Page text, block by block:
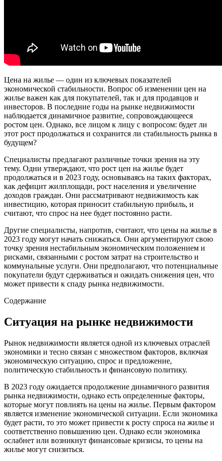
Цена на жилье — один из ключевых показателей
экономической стабильности. Вопрос об изменении цен на
жилье важен как для покупателей, так и для продавцов и
инвесторов. В последние годы на рынке недвижимости
наблюдается динамичное развитие, сопровождающееся
ростом цен. Однако, все лицом к лицу с вопросом: будет ли
этот рост продолжаться и сохранится ли стабильность рынка в
будущем?
Специалисты предлагают различные точки зрения на эту
тему. Одни утверждают, что рост цен на жилье будет
продолжаться и в 2023 году, основываясь на таких факторах,
как дефицит жилплощади, рост населения и увеличение
доходов граждан. Они рассматривают недвижимость как
инвестицию, которая приносит стабильную прибыль, и
считают, что спрос на нее будет постоянно расти.
Другие специалисты, напротив, считают, что цены на жилье в
2023 году могут начать снижаться. Они аргументируют свою
точку зрения нестабильным экономическим положением и
рисками, связанными с ростом затрат на строительство и
коммунальные услуги. Они предполагают, что потенциальные
покупатели будут сдерживаться и ожидать снижения цен, что
может привести к спаду рынка недвижимости.
Содержание
Ситуация на рынке недвижимости
Рынок недвижимости является одной из ключевых отраслей
экономики и тесно связан с множеством факторов, включая
экономическую ситуацию, спрос и предложение,
политическую стабильность и финансовую политику.
В 2023 году ожидается продолжение динамичного развития
рынка недвижимости, однако есть определенные факторы,
которые могут повлиять на цены на жилье. Первым фактором
является изменение экономической ситуации. Если экономика
будет расти, то это может привести к росту спроса на жилье и
соответственно повышению цен. Однако если экономика
ослабнет или возникнут финансовые кризисы, то цены на
жилье могут снизиться.